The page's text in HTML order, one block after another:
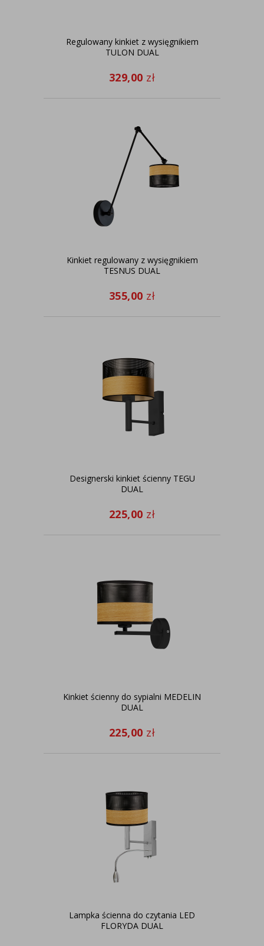
Regulowany kinkiet z wysięgnikiem
TULON DUAL
329,00 zł
Kinkiet regulowany z wysięgnikiem
TESNUS DUAL
355,00 zł
Designerski kinkiet ścienny TEGU
DUAL
225,00 zł
Kinkiet ścienny do sypialni MEDELIN
DUAL
225,00 zł
Lampka ścienna do czytania LED
FLORYDA DUAL